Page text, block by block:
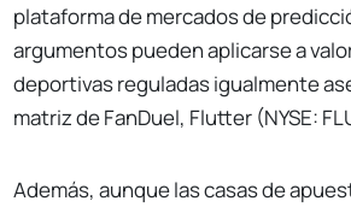
plataforma de mercados de
argumentos pueden aplicarse a
deportivas reguladas igualmente
matriz de FanDuel, Flutter (NYSE:
Además, aunque las casas de